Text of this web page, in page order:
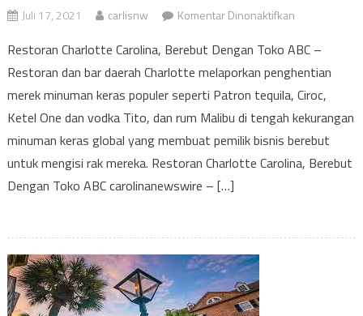
Juli 17, 2021 carlisnw Komentar Dinonaktifkanpada
Charlotte
Carolina,
Berebut
Dengan
Toko
ABC
Restoran Charlotte Carolina, Berebut Dengan Toko ABC –
Restoran dan bar daerah Charlotte melaporkan penghentian
merek minuman keras populer seperti Patron tequila, Ciroc,
Ketel One dan vodka Tito, dan rum Malibu di tengah kekurangan
minuman keras global yang membuat pemilik bisnis berebut
untuk mengisi rak mereka. Restoran Charlotte Carolina, Berebut
Dengan Toko ABC carolinanewswire – […]